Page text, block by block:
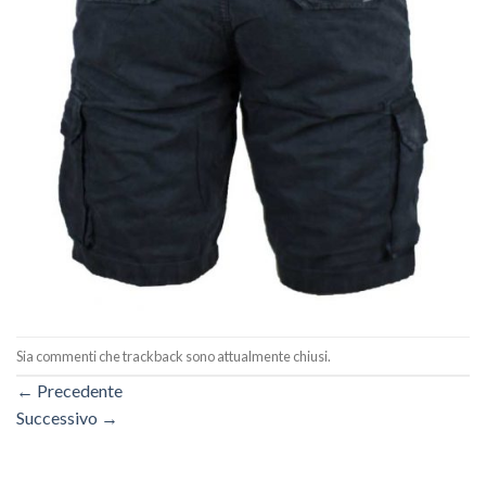
Sia commenti che trackback sono attualmente chiusi.
← Precedente
Successivo →